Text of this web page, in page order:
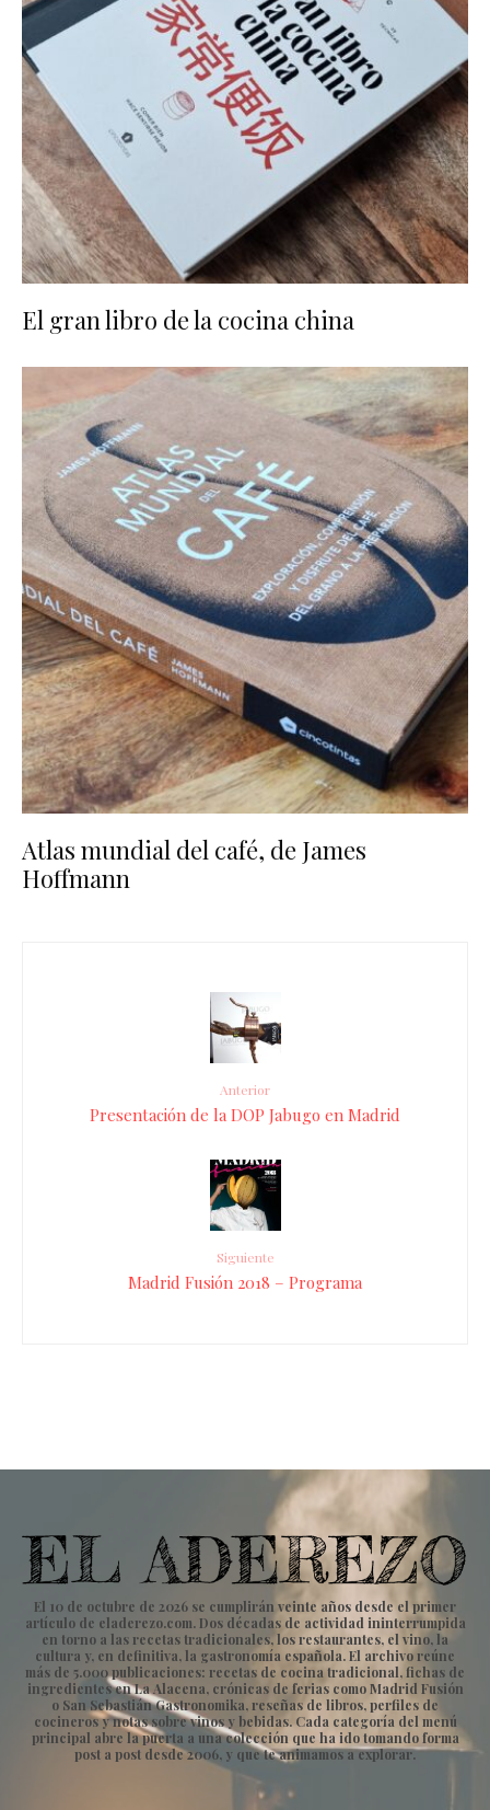
El gran libro de la cocina china
Atlas mundial del café, de James
Hoffmann
Anterior
Presentación de la DOP Jabugo en Madrid
Siguiente
Madrid Fusión 2018 – Programa
El 10 de octubre de 2026 se cumplirán veinte años desde el primer
artículo de eladerezo.com. Dos décadas de actividad ininterrumpida
en torno a las recetas tradicionales, los restaurantes, el vino, la
cultura y, en definitiva, la gastronomía española. El archivo reúne
más de 5.000 publicaciones: recetas de cocina tradicional, fichas de
ingredientes en La Alacena, crónicas de ferias como Madrid Fusión
o San Sebastián Gastronomika, reseñas de libros, perfiles de
cocineros y notas sobre vinos y bebidas. Cada categoría del menú
principal abre la puerta a una colección que ha ido tomando forma
post a post desde 2006, y que te animamos a explorar.